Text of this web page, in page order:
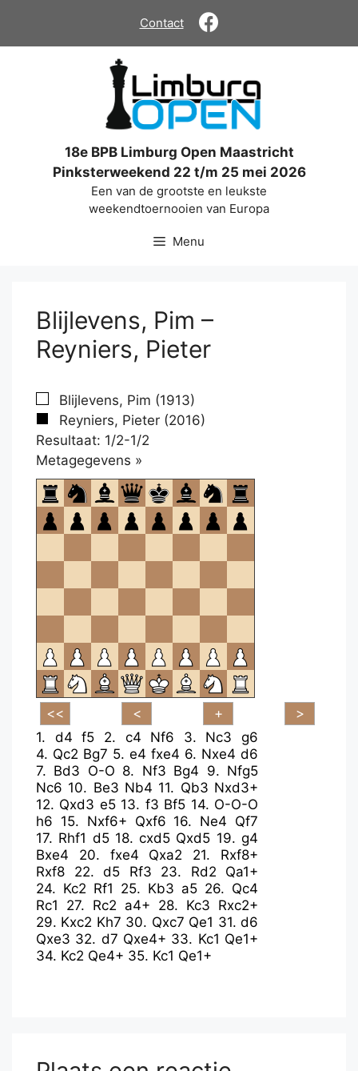
de
Contact
18e BPB Limburg Open Maastricht
Pinksterweekend 22 t/m 25 mei 2026
Een van de grootste en leukste
weekendtoernooien van Europa
Menu
Blijlevens, Pim –
Reyniers, Pieter
Blijlevens, Pim (1913)
Reyniers, Pieter (2016)
Resultaat: 1/2-1/2
Metagegevens »
om
te
openen.
1. d4 f5 2. c4 Nf6 3. Nc3
g6
4. Qc2 Bg7 5. e4 fxe4 6. Nxe4 d6
7. Bd3 O-O 8. Nf3 Bg4 9. Nfg5
Nc6 10. Be3 Nb4 11. Qb3 Nxd3+
12. Qxd3 e5 13. f3 Bf5 14. O-O-O
h6 15. Nxf6+ Qxf6 16. Ne4 Qf7
17. Rhf1 d5 18.cxd5 Qxd5 19.g4
Bxe4
20. fxe4 Qxa2 21. Rxf8+
Rxf8
22. d5 Rf3 23. Rd2
Qa1+
24. Kc2 Rf1 25. Kb3 a5 26. Qc4
Rc1
27. Rc2 a4+ 28. Kc3 Rxc2+
29. Kxc2 Kh7 30. Qxc7 Qe1 31.d6
Qxe3 32. d7 Qxe4+ 33. Kc1 Qe1+
34. Kc2 Qe4+ 35. Kc1 Qe1+